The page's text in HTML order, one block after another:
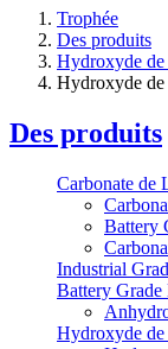
Trophée
Des produits
Hydroxyde de
Hydroxyde
Des produits
Carbonate de
Battery
Industrial
Battery
Hydroxyde